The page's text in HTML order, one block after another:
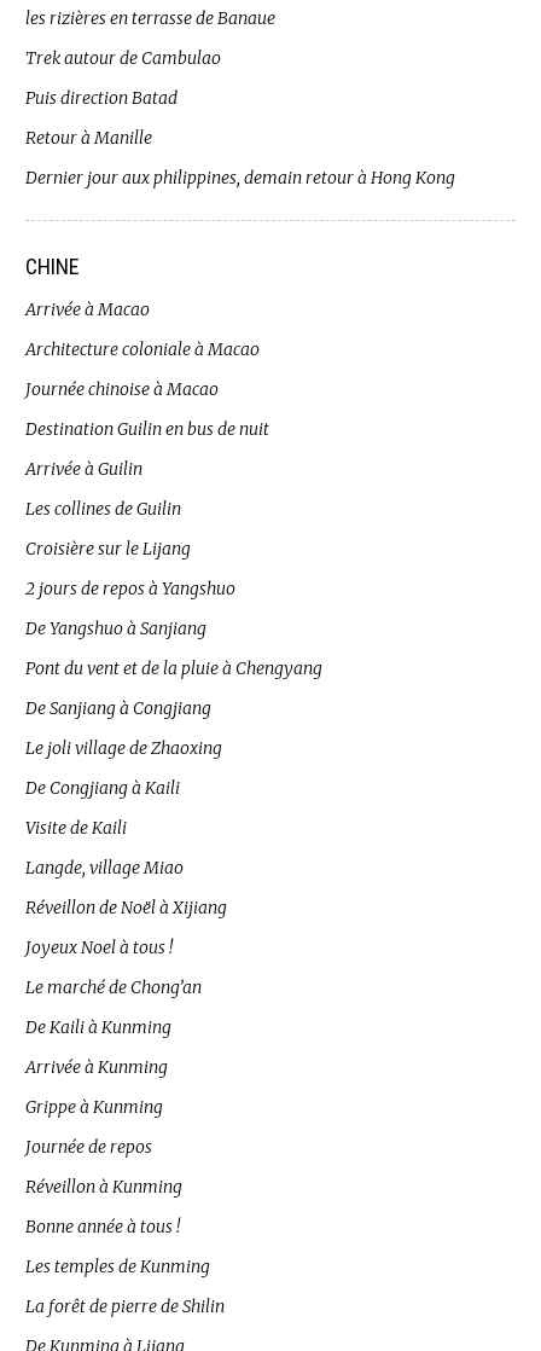
les rizières en terrasse de Banaue
Trek autour de Cambulao
Puis direction Batad
Retour à Manille
Dernier jour aux philippines, demain retour à Hong Kong
CHINE
Arrivée à Macao
Architecture coloniale à Macao
Journée chinoise à Macao
Destination Guilin en bus de nuit
Arrivée à Guilin
Les collines de Guilin
Croisière sur le Lijang
2 jours de repos à Yangshuo
De Yangshuo à Sanjiang
Pont du vent et de la pluie à Chengyang
De Sanjiang à Congjiang
Le joli village de Zhaoxing
De Congjiang à Kaili
Visite de Kaili
Langde, village Miao
Réveillon de Noël à Xijiang
Joyeux Noel à tous !
Le marché de Chong’an
De Kaili à Kunming
Arrivée à Kunming
Grippe à Kunming
Journée de repos
Réveillon à Kunming
Bonne année à tous !
Les temples de Kunming
La forêt de pierre de Shilin
De Kunming à Lijang